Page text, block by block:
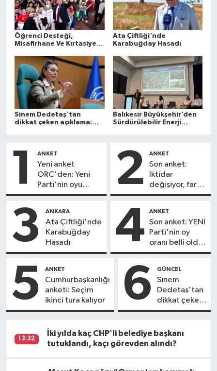
Öğrenci Desteği,
Misafirhane Ve Kırtasiye
Ata Çiftliği'nde
Karabuğday Hasadı
Sinem Dedetaş'tan
dikkat çeken açıklama:
Balıkesir Büyükşehir’den
Sürdürülebilir Enerji
1 ANKET
Yeni anket
ORC'den: Yeni
Parti'nin oyu
açıklandı, CHP
2 ANKET
Son anket:
İktidar
değişiyor, fark
2,62 puan!
3 ANKARA
Ata Çiftliği'nde
Karabuğday
Hasadı
4 ANKET
Son anket: YENİ
Parti'nin oy
oranı belli oldu,
iki parti baraj
5 ANKET
Cumhurbaşkanlığı
anketi: Seçim
ikinci tura kalıyor
6 GÜNCEL
Sinem
Dedetaş'tan
dikkat çeken
açıklama:
gelen teklifi
açıkladı
13:32
İki yılda kaç CHP'li belediye başkanı
tutuklandı, kaçı görevden alındı?